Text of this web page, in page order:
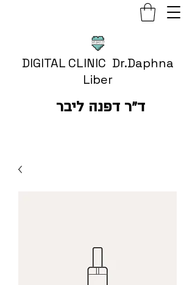
ד״ר דפנה ליבר
DIGITAL CLINIC Dr.Daphna
Liber